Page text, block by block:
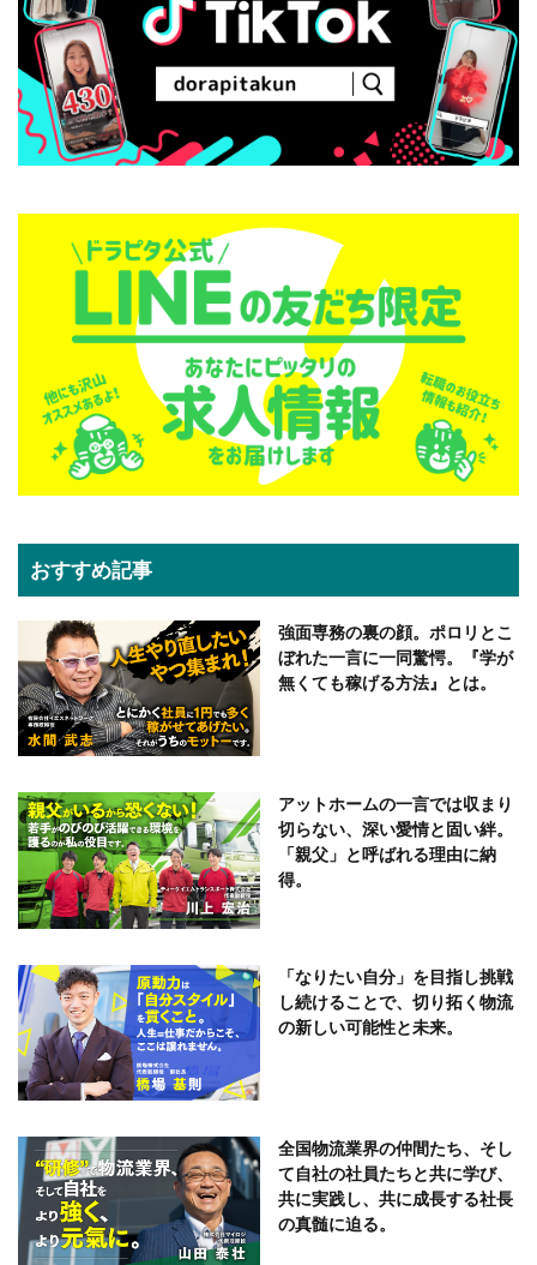
おすすめ記事
強面専務の裏の顔。ポロリとこ
ぼれた一言に一同驚愕。『学が
無くても稼げる方法』とは。
アットホームの一言では収まり
切らない、深い愛情と固い絆。
「親父」と呼ばれる理由に納
得。
「なりたい自分」を目指し挑戦
し続けることで、切り拓く物流
の新しい可能性と未来。
全国物流業界の仲間たち、そし
て自社の社員たちと共に学び、
共に実践し、共に成長する社長
の真髄に迫る。